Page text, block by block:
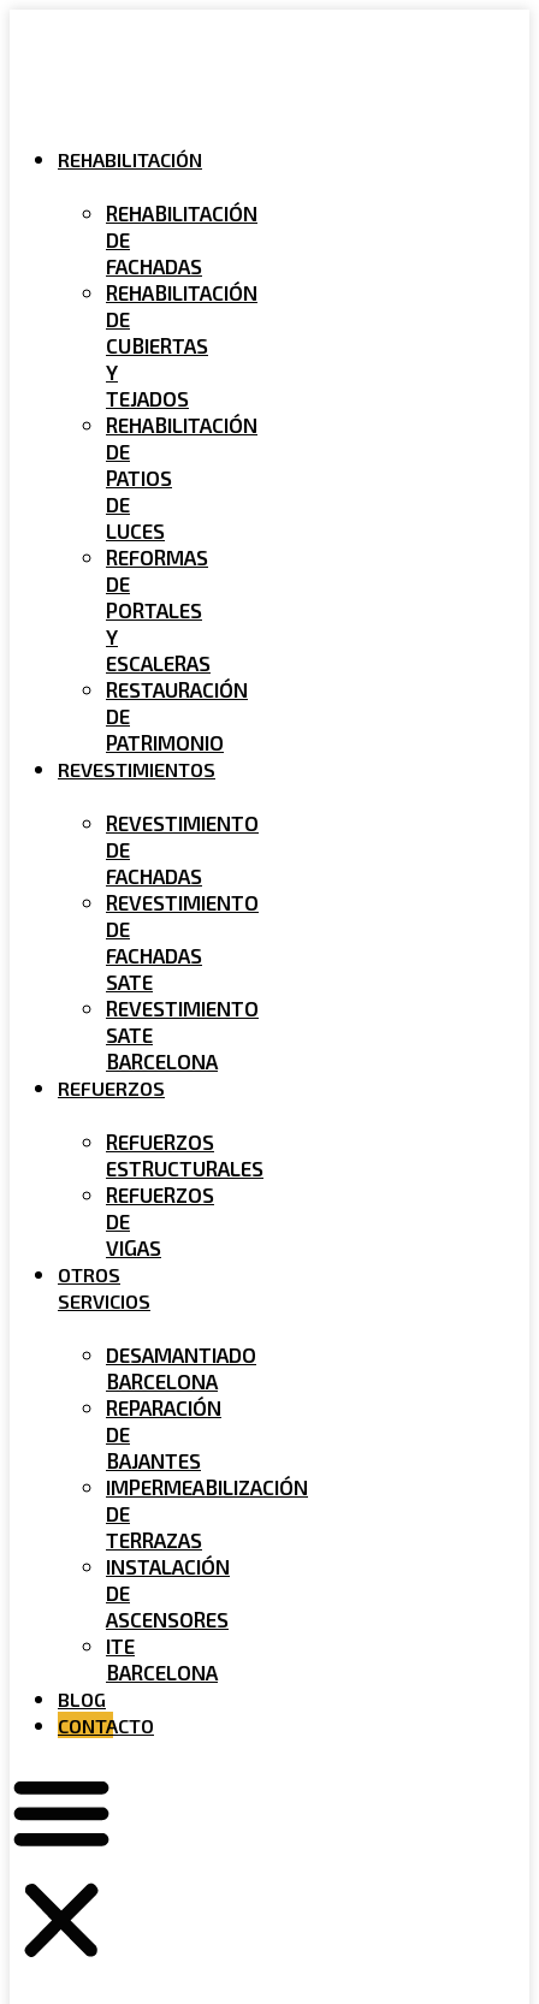
REHABILITACIÓN
REHABILITACIÓN
DE
FACHADAS
REHABILITACIÓN
DE
CUBIERTAS
Y
TEJADOS
REHABILITACIÓN
DE
PATIOS
DE
LUCES
REFORMAS
DE
PORTALES
Y
ESCALERAS
RESTAURACIÓN
DE
PATRIMONIO
REVESTIMIENTOS
REVESTIMIENTO
DE
FACHADAS
REVESTIMIENTO
DE
FACHADAS
SATE
REVESTIMIENTO
SATE
BARCELONA
REFUERZOS
REFUERZOS
ESTRUCTURALES
REFUERZOS
DE
VIGAS
OTROS
SERVICIOS
DESAMANTIADO
BARCELONA
REPARACIÓN
DE
BAJANTES
IMPERMEABILIZACIÓN
DE
TERRAZAS
INSTALACIÓN
DE
ASCENSORES
ITE
BARCELONA
BLOG
CONTACTO